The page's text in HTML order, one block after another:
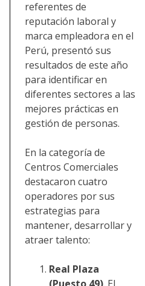
referentes de
reputación laboral y
marca empleadora en el
Perú, presentó sus
resultados de este año
para identificar en
diferentes sectores a las
mejores prácticas en
gestión de personas.
En la categoría de
Centros Comerciales
destacaron cuatro
operadores por sus
estrategias para
mantener, desarrollar y
atraer talento:
Real Plaza